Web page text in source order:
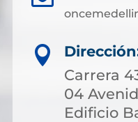

Carrera
04
Edificio